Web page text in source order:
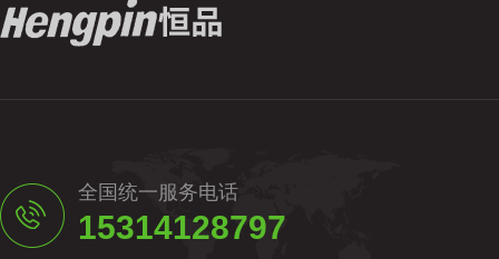
全国统一服务电话
15314128797